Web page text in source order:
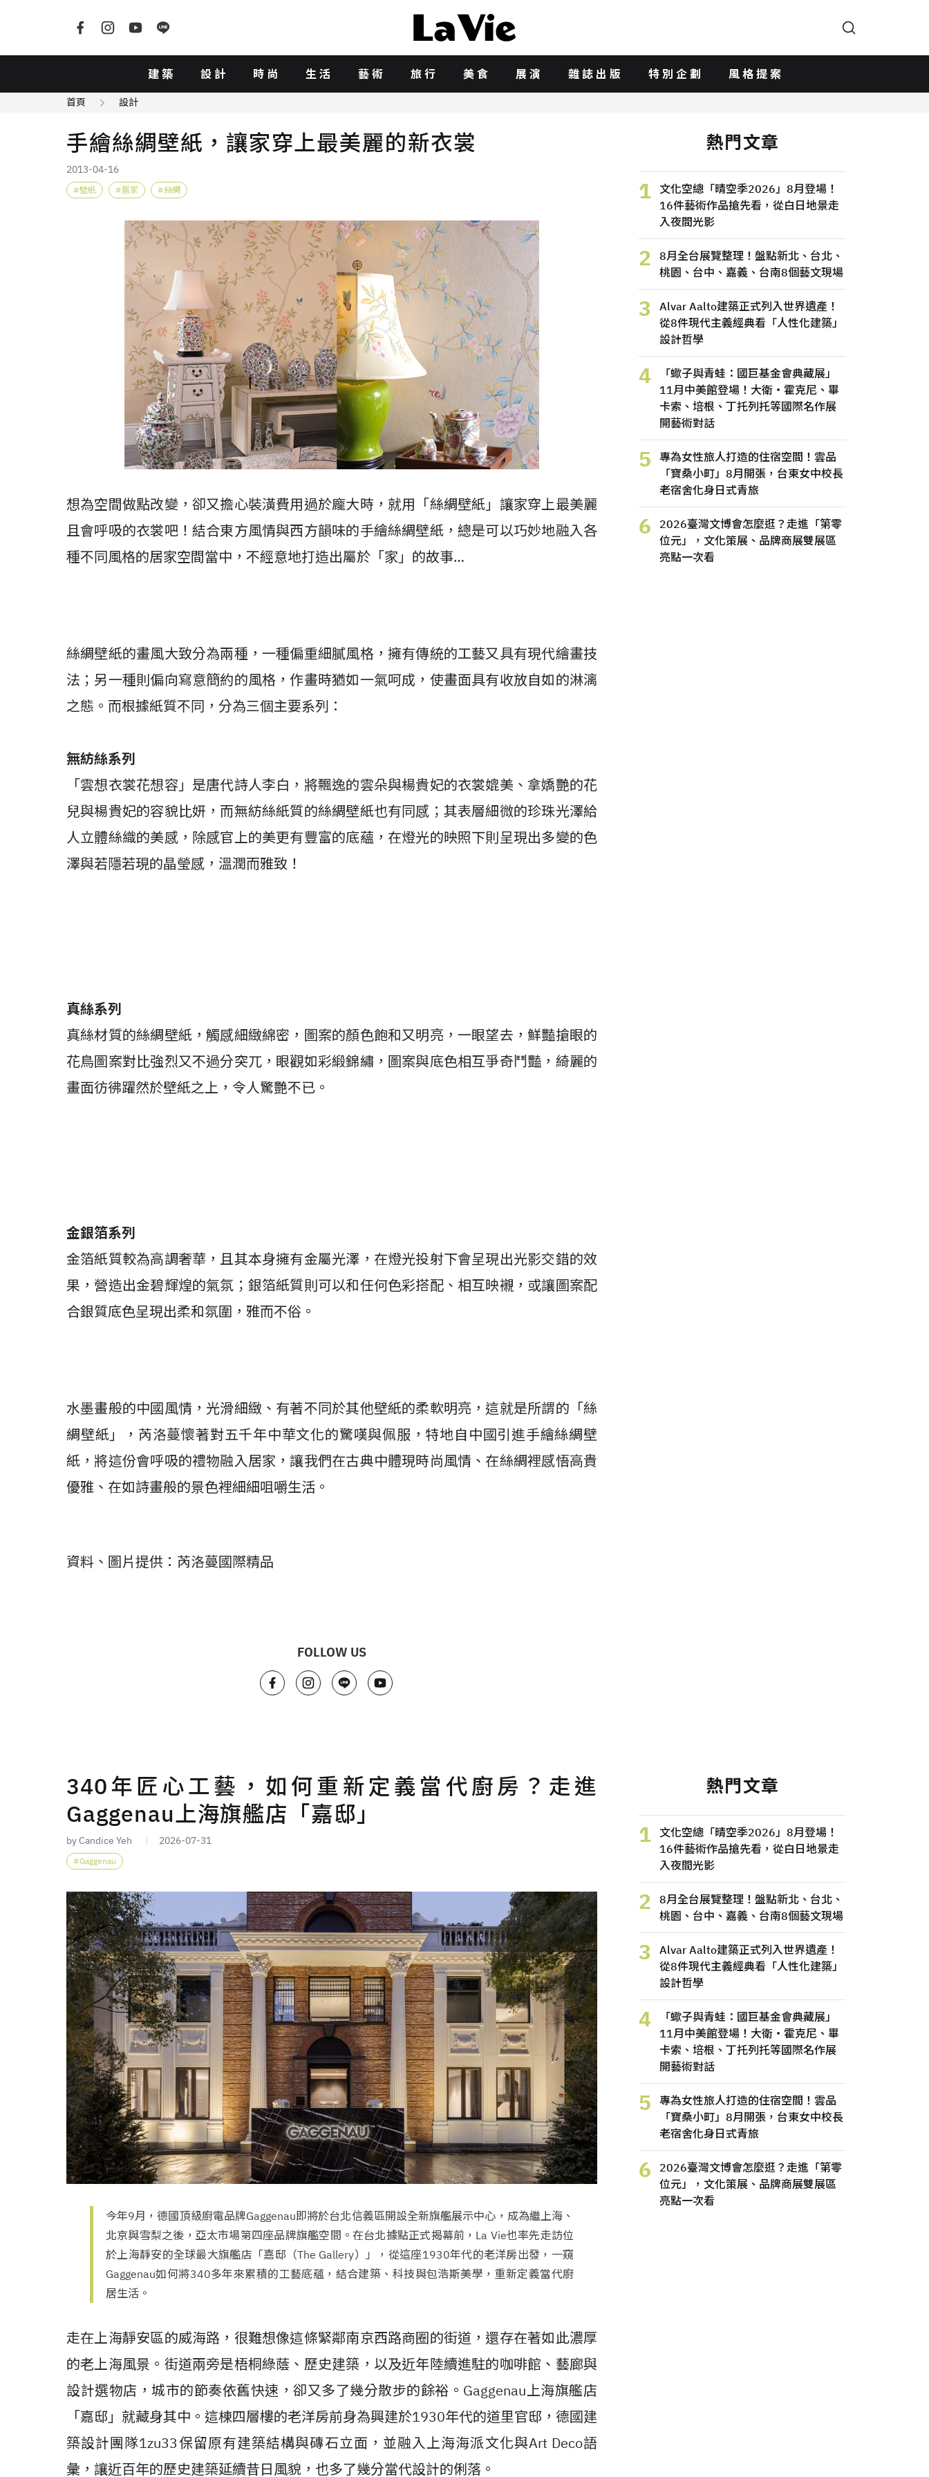
建築 設計 時尚 生活 藝術 旅行 美食 展演 雜誌出版 特別企劃 風格提案
首頁 設計
手繪絲綢壁紙，讓家穿上最美麗的新衣裳
2013-04-16
壁紙 居家 絲綢
想為空間做點改變，卻又擔心裝潢費用過於龐大時，就用「絲綢壁紙」讓家穿上最美麗
且會呼吸的衣裳吧！結合東方風情與西方韻味的手繪絲綢壁紙，總是可以巧妙地融入各
種不同風格的居家空間當中，不經意地打造出屬於「家」的故事…
絲綢壁紙的畫風大致分為兩種，一種偏重細膩風格，擁有傳統的工藝又具有現代繪畫技
法；另一種則偏向寫意簡約的風格，作畫時猶如一氣呵成，使畫面具有收放自如的淋漓
之態。而根據紙質不同，分為三個主要系列：
無紡絲系列
「雲想衣裳花想容」是唐代詩人李白，將飄逸的雲朵與楊貴妃的衣裳媲美、拿嬌艷的花
兒與楊貴妃的容貌比妍，而無紡絲紙質的絲綢壁紙也有同感；其表層細微的珍珠光澤給
人立體絲織的美感，除感官上的美更有豐富的底蘊，在燈光的映照下則呈現出多變的色
澤與若隱若現的晶瑩感，溫潤而雅致！
真絲系列
真絲材質的絲綢壁紙，觸感細緻綿密，圖案的顏色飽和又明亮，一眼望去，鮮豔搶眼的
花鳥圖案對比強烈又不過分突兀，眼觀如彩緞錦繡，圖案與底色相互爭奇鬥豔，綺麗的
畫面彷彿躍然於壁紙之上，令人驚艷不已。
金銀箔系列
金箔紙質較為高調奢華，且其本身擁有金屬光澤，在燈光投射下會呈現出光影交錯的效
果，營造出金碧輝煌的氣氛；銀箔紙質則可以和任何色彩搭配、相互映襯，或讓圖案配
合銀質底色呈現出柔和氛圍，雅而不俗。
水墨畫般的中國風情，光滑細緻、有著不同於其他壁紙的柔軟明亮，這就是所謂的「絲
綢壁紙」，芮洛蔓懷著對五千年中華文化的驚嘆與佩服，特地自中國引進手繪絲綢壁
紙，將這份會呼吸的禮物融入居家，讓我們在古典中體現時尚風情、在絲綢裡感悟高貴
優雅、在如詩畫般的景色裡細細咀嚼生活。
資料、圖片提供：芮洛蔓國際精品
FOLLOW US
熱門文章
1
文化空總「晴空季2026」8月登場！
16件藝術作品搶先看，從白日地景走
入夜間光影
2
8月全台展覽整理！盤點新北、台北、
桃園、台中、嘉義、台南8個藝文現場
3
Alvar Aalto建築正式列入世界遺產！
從8件現代主義經典看「人性化建築」
設計哲學
4
「蠍子與青蛙：國巨基金會典藏展」
11月中美館登場！大衛・霍克尼、畢
卡索、培根、丁托列托等國際名作展
開藝術對話
5
專為女性旅人打造的住宿空間！雲品
「寶桑小町」8月開張，台東女中校長
老宿舍化身日式青旅
6
2026臺灣文博會怎麼逛？走進「第零
位元」，文化策展、品牌商展雙展區
亮點一次看
340年匠心工藝，如何重新定義當代廚房？走進
Gaggenau上海旗艦店「嘉邸」
by Candice Yeh 2026-07-31
Gaggenau
今年9月，德國頂級廚電品牌Gaggenau即將於台北信義區開設全新旗艦展示中心，成為繼上海、
北京與雪梨之後，亞太市場第四座品牌旗艦空間。在台北據點正式揭幕前，La Vie也率先走訪位
於上海靜安的全球最大旗艦店「嘉邸（The Gallery）」，從這座1930年代的老洋房出發，一窺
Gaggenau如何將340多年來累積的工藝底蘊，結合建築、科技與包浩斯美學，重新定義當代廚
居生活。
走在上海靜安區的威海路，很難想像這條緊鄰南京西路商圈的街道，還存在著如此濃厚
的老上海風景。街道兩旁是梧桐綠蔭、歷史建築，以及近年陸續進駐的咖啡館、藝廊與
設計選物店，城市的節奏依舊快速，卻又多了幾分散步的餘裕。Gaggenau上海旗艦店
「嘉邸」就藏身其中。這棟四層樓的老洋房前身為興建於1930年代的道里官邸，德國建
築設計團隊1zu33保留原有建築結構與磚石立面，並融入上海海派文化與Art Deco語
彙，讓近百年的歷史建築延續昔日風貌，也多了幾分當代設計的俐落。
熱門文章
1
文化空總「晴空季2026」8月登場！
16件藝術作品搶先看，從白日地景走
入夜間光影
2
8月全台展覽整理！盤點新北、台北、
桃園、台中、嘉義、台南8個藝文現場
3
Alvar Aalto建築正式列入世界遺產！
從8件現代主義經典看「人性化建築」
設計哲學
4
「蠍子與青蛙：國巨基金會典藏展」
11月中美館登場！大衛・霍克尼、畢
卡索、培根、丁托列托等國際名作展
開藝術對話
5
專為女性旅人打造的住宿空間！雲品
「寶桑小町」8月開張，台東女中校長
老宿舍化身日式青旅
6
2026臺灣文博會怎麼逛？走進「第零
位元」，文化策展、品牌商展雙展區
亮點一次看